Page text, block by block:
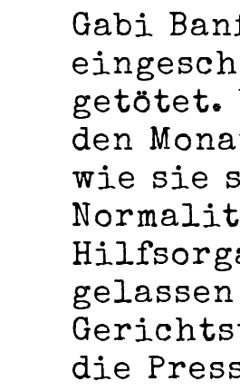
Gabi
getötet.
den
wie sie
die